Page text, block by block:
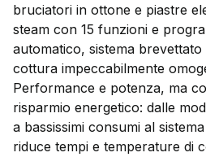
bruciatori in ottone e piastre
steam con 15 funzioni e
automatico, sistema
cottura impeccabilmente
Performance e potenza, ma
risparmio energetico: dalle
a bassissimi consumi al
riduce tempi e temperature di